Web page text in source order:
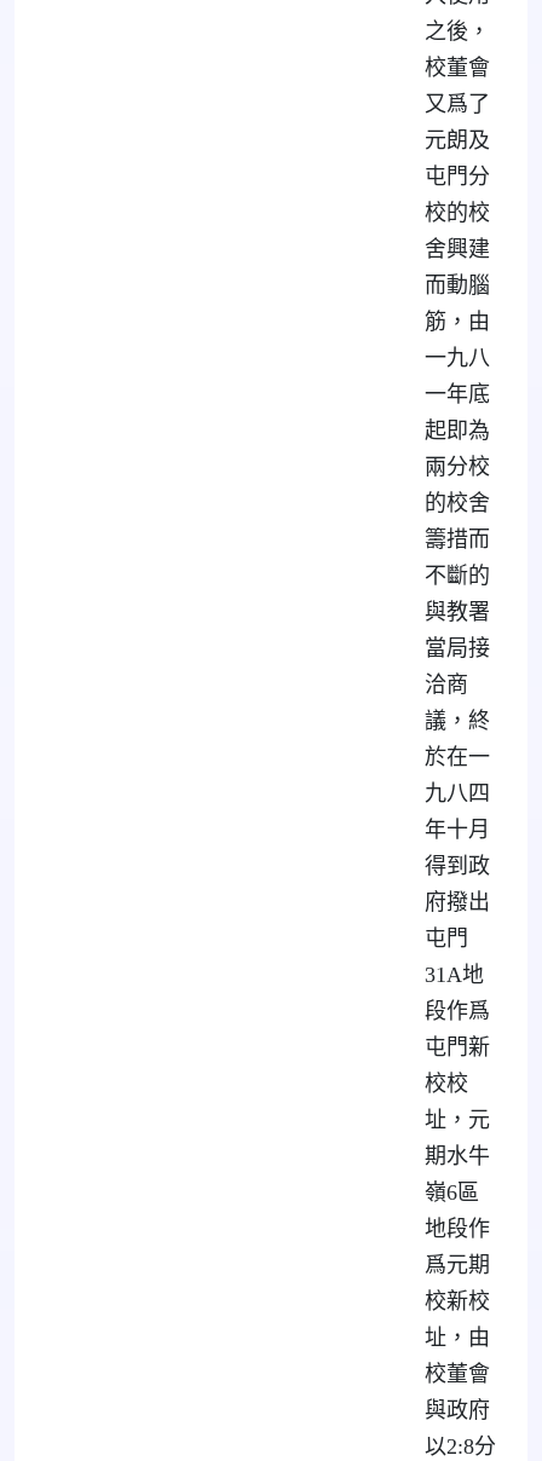
之後，
校董會
又爲了
元朗及
屯門分
校的校
舍興建
而動腦
筋，由
一九八
一年底
起即為
兩分校
的校舍
籌措而
不斷的
與教署
當局接
洽商
議，終
於在一
九八四
年十月
得到政
府撥出
屯門
31A地
段作爲
屯門新
校校
址，元
期水牛
嶺6區
地段作
爲元期
校新校
址，由
校董會
與政府
以2:8分